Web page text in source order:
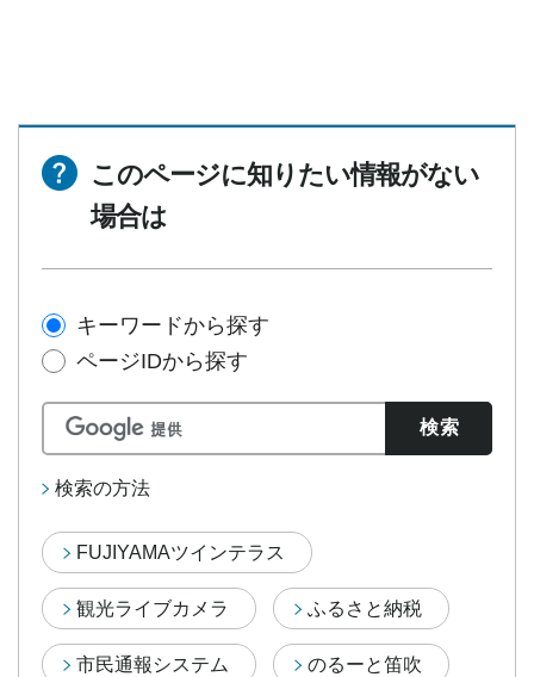
このページに知りたい情報がない
場合は
キーワードから探す
ページIDから探す
検索の方法
FUJIYAMAツインテラス
観光ライブカメラ ふるさと納税
市民通報システム のるーと笛吹